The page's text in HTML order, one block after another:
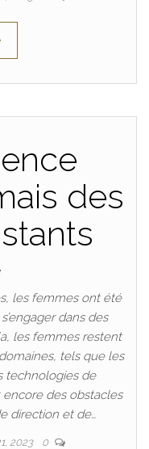
des
les femmes ont été
dans des
les femmes restent
tels que les
technologies de
des obstacles
direction et de…
2023 0